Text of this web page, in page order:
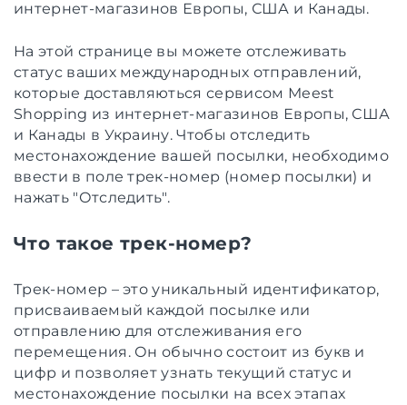
интернет-магазинов Европы, США и Канады.
На этой странице вы можете отслеживать
статус ваших международных отправлений,
которые доставляються сервисом Meest
Shopping из интернет-магазинов Европы, США
и Канады в Украину. Чтобы отследить
местонахождение вашей посылки, необходимо
ввести в поле трек-номер (номер посылки) и
нажать "Отследить".
Что такое трек-номер?
Трек-номер – это уникальный идентификатор,
присваиваемый каждой посылке или
отправлению для отслеживания его
перемещения. Он обычно состоит из букв и
цифр и позволяет узнать текущий статус и
местонахождение посылки на всех этапах